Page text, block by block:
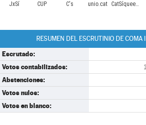
JxSí CUP C's unio.cat CatSíqueesPot
RESUMEN DEL ESCRUTINIO DE COMA
Escrutado:
Votos contabilizados:
Abstenciones:
Votos nulos:
Votos en blanco: